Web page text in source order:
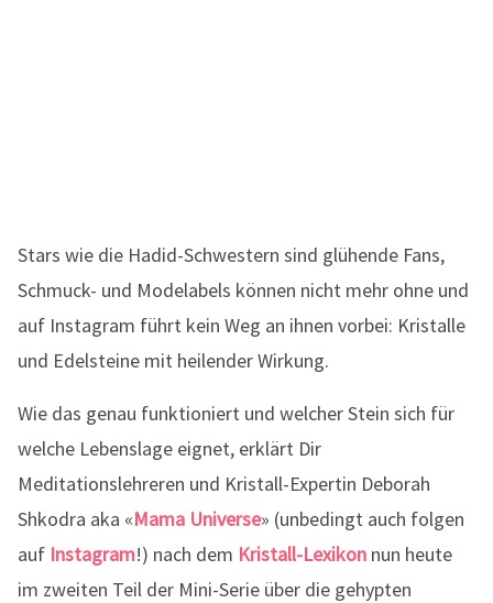
Stars wie die Hadid-Schwestern sind glühende Fans,
Schmuck- und Modelabels können nicht mehr ohne und
auf Instagram führt kein Weg an ihnen vorbei: Kristalle
und Edelsteine mit heilender Wirkung.
Wie das genau funktioniert und welcher Stein sich für
welche Lebenslage eignet, erklärt Dir
Meditationslehreren und Kristall-Expertin Deborah
Shkodra aka «Mama Universe» (unbedingt auch folgen
auf Instagram!) nach dem Kristall-Lexikon nun heute
im zweiten Teil der Mini-Serie über die gehypten